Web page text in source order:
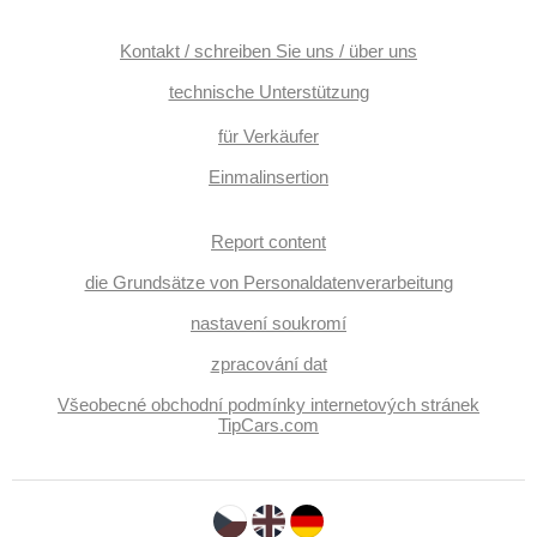
Stabilitätsprogramm (ESP), Antriebsschlupfregelung (ASR),
(TSA), Brems-Assistent, automatisch im Berg bremsen , 8x
Airbag, Antrieb 4x4, Automatikgetriebe, erfüllt 'EURO VI',
hlídání provozu při couvání (RCTA), ABS
Kontakt / schreiben Sie uns / über uns
technische Unterstützung
für Verkäufer
Einmalinsertion
Report content
die Grundsätze von Personaldatenverarbeitung
nastavení soukromí
zpracování dat
Všeobecné obchodní podmínky internetových stránek
TipCars.com